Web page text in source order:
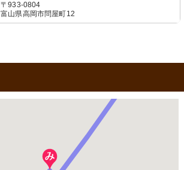
〒933-0804
富山県高岡市問屋町12